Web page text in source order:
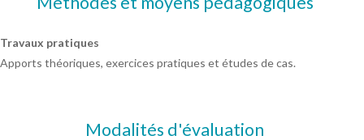
Travaux pratiques
Apports théoriques, exercices pratiques et études de cas.
Modalités d'évaluation